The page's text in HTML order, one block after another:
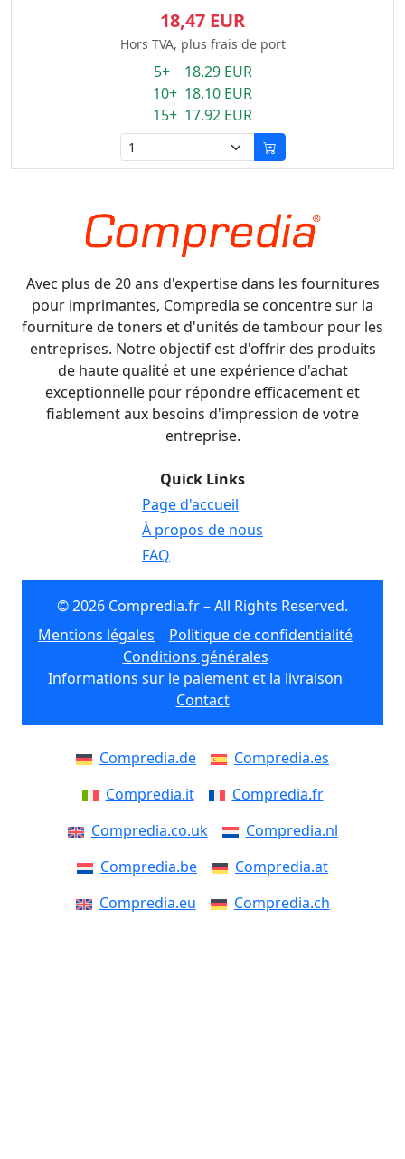
18,47 EUR
Hors TVA, plus frais de port
5+ 18.29 EUR
10+ 18.10 EUR
15+ 17.92 EUR
Avec plus de 20 ans d'expertise dans les fournitures
pour imprimantes, Compredia se concentre sur la
fourniture de toners et d'unités de tambour pour les
entreprises. Notre objectif est d'offrir des produits
de haute qualité et une expérience d'achat
exceptionnelle pour répondre efficacement et
fiablement aux besoins d'impression de votre
entreprise.
Quick Links
Page d'accueil
À propos de nous
FAQ
© 2026 Compredia.fr – All Rights Reserved.
Mentions légales
Politique de confidentialité
Conditions générales
Informations sur le paiement et la livraison
Contact
Compredia.de
Compredia.es
Compredia.it
Compredia.fr
Compredia.co.uk
Compredia.nl
Compredia.be
Compredia.at
Compredia.eu
Compredia.ch